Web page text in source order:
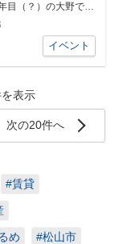
目（？）の大野で
いかがお過ごしでし
イベント
表示
次の20件へ
#賃貸
め #松山市